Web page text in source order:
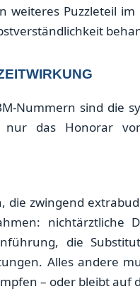
Puzzleteil im
Nummern sind die
nur das Honorar
die zwingend
nichtärztliche
die
Alles andere
– oder bleibt auf